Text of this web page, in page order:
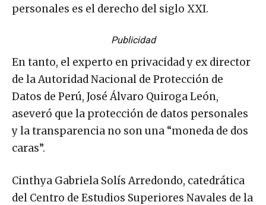
personales es el derecho del siglo XXI.
Publicidad
En tanto, el experto en privacidad y ex director
de la Autoridad Nacional de Protección de
Datos de Perú, José Álvaro Quiroga León,
aseveró que la protección de datos personales
y la transparencia no son una “moneda de dos
caras”.
Cinthya Gabriela Solís Arredondo, catedrática
del Centro de Estudios Superiores Navales de la